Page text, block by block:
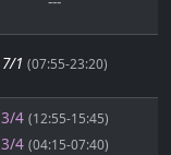
7/1 (07:55-23:20)
3/4 (12:55-15:45)
3/4 (04:15-07:40)